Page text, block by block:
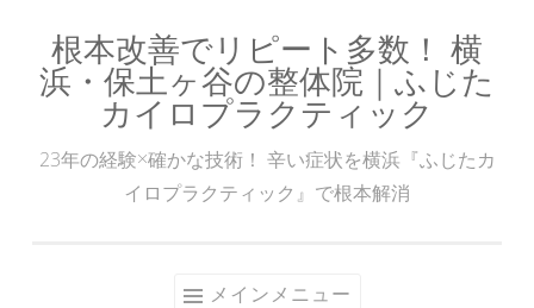
ン
根本改善でリピート多数！ 横
浜・保土ヶ谷の整体院｜ふじた
カイロプラクティック
23年の経験×確かな技術！ 辛い症状を横浜『ふじたカ
イロプラクティック』で根本解消
メインメニュー